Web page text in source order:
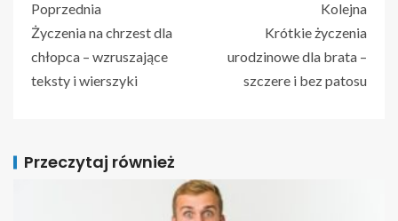
Poprzednia
Życzenia na chrzest dla
chłopca – wzruszające
teksty i wierszyki
Kolejna
Krótkie życzenia
urodzinowe dla brata –
szczere i bez patosu
Przeczytaj również